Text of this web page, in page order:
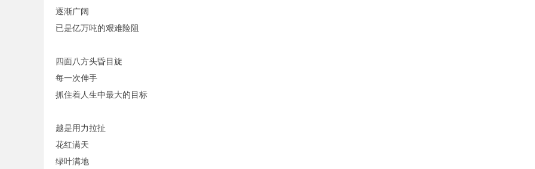
逐渐广阔
已是亿万吨的艰难险阻
四面八方头昏目旋
每一次伸手
抓住着人生中最大的目标
越是用力拉扯
花红满天
绿叶满地